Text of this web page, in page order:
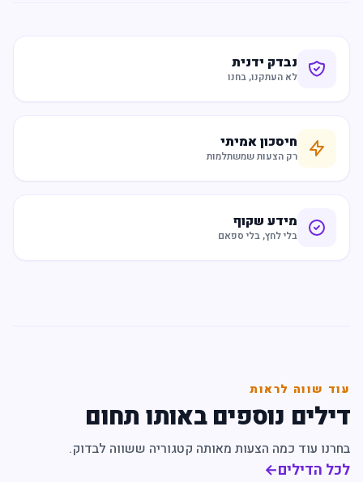
נבדק ידנית
לא העתקנו, בחנו
חיסכון אמיתי
רק הצעות שמשתלמות
מידע שקוף
בלי לחץ, בלי ספאם
עוד שווה לראות
דילים נוספים באותו תחום
בחרנו עוד כמה הצעות מאותה קטגוריה ששווה לבדוק.
לכל הדילים←